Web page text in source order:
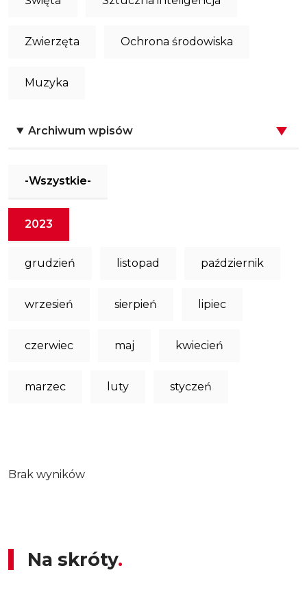
Zwierzęta Ochrona środowiska
Muzyka
Archiwum wpisów
-Wszystkie-
2023
grudzień listopad październik
wrzesień sierpień lipiec
czerwiec maj kwiecień
marzec luty styczeń
Brak wyników
Na skróty